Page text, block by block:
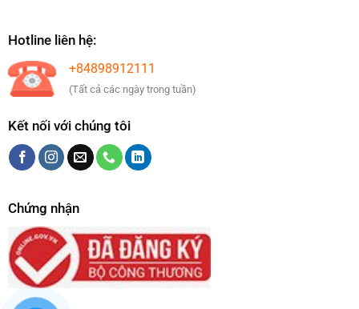
Hotline liên hệ:
+84898912111
(Tất cả các ngày trong tuần)
Kết nối với chúng tôi
Chứng nhận